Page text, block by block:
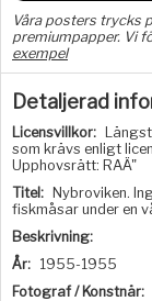
Våra posters trycks
premiumpapper. Vi
exempel
Detaljerad
Licensvillkor:
som krävs enligt
Upphovsrätt: RAÄ"
Titel:
Nybroviken.
fiskmåsar under en
Beskrivning:
År: 1955-1955
Fotograf / Konstnär: